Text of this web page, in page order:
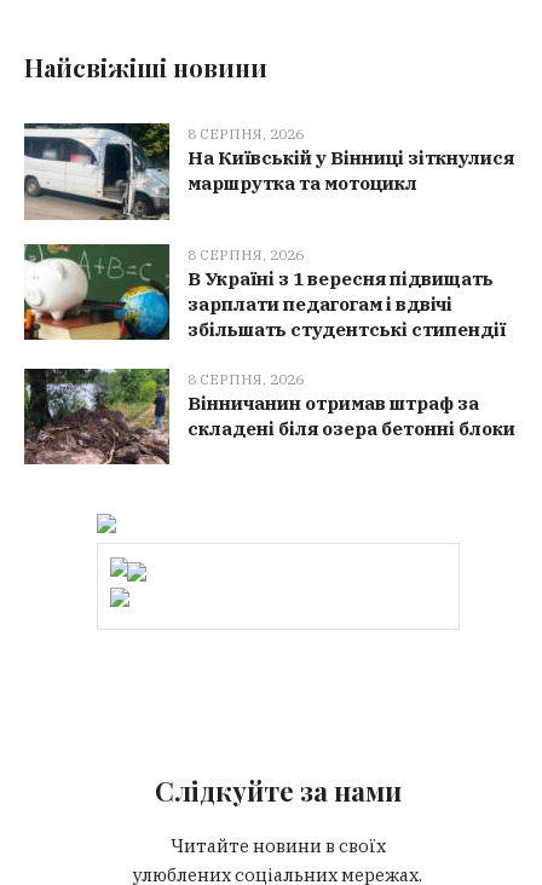
Найсвіжіші новини
8 СЕРПНЯ, 2026
На Київській у Вінниці зіткнулися
маршрутка та мотоцикл
8 СЕРПНЯ, 2026
В Україні з 1 вересня підвищать
зарплати педагогам і вдвічі
збільшать студентські стипендії
8 СЕРПНЯ, 2026
Вінничанин отримав штраф за
складені біля озера бетонні блоки
Слідкуйте за нами
Читайте новини в своїх
улюблених соціальних мережах.